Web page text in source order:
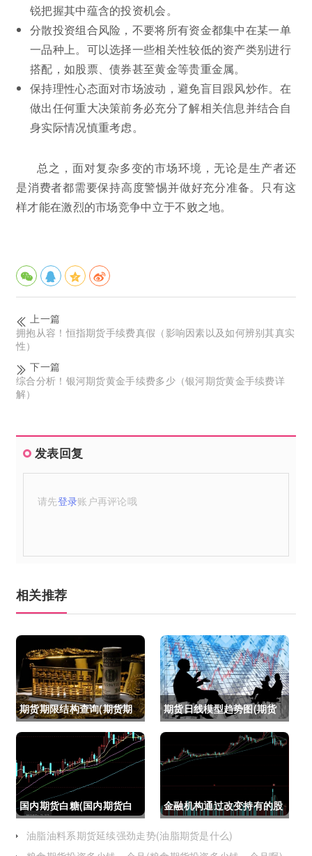
锐把握其中蕴含的投资机会。
分散投资组合风险，不要将所有资金都集中在某一单
一品种上。可以选择一些相关性较低的资产类别进行
搭配，如股票、债券甚至黄金等贵重金属。
保持理性心态面对市场波动，避免盲目跟风炒作。在
做出任何重大决策前务必充分了解相关信息并结合自
身实际情况慎重考虑。
总之，面对复杂多变的市场环境，无论是生产者还
是消费者都需要保持高度警惕并做好充分准备。只有这
样才能在激烈的市场竞争中立于不败之地。
上一篇
拥抱从容！恒指期货手续费真假（影响因素以及如何辨别其真实
性）
下一篇
综合分析！银河期货黄金手续费多少（银河期货黄金手续费详
解）
发表回复
请先登录账户再评论哦
相关推荐
期货期限结构查询(期货期
限结构)
期货日线模型趋势图(期货
日线模型趋势图怎么看)
国内期货白糖(国内期货白
糖合约是怎么交割)
金融机构通过改变持有的股
指期货合约(股指期货合约
油脂油料系期货延续强劲走势(油脂期货是什么)